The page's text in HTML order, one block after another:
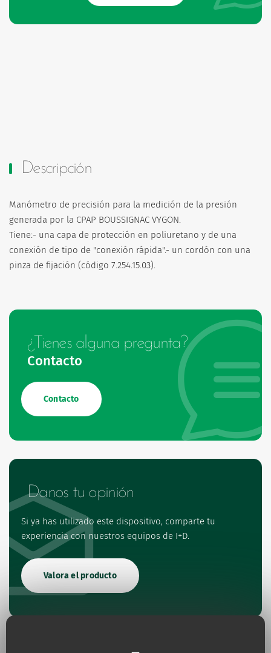
Descripción
Manómetro de precisión para la medición de la presión
generada por la CPAP BOUSSIGNAC VYGON.
Tiene:- una capa de protección en poliuretano y de una
conexión de tipo de "conexión rápida".- un cordón con una
pinza de fijación (código 7.254.15.03).
¿Tienes alguna pregunta?
Contacto
Contacto
Danos tu opinión
Si ya has utilizado este dispositivo, comparte tu
experiencia con nuestros equipos de I+D.
Valora el producto